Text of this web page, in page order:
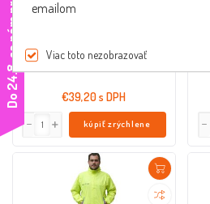
34489-M
€39,20 s DPH
kúpiť zrýchlene
D
o
2
4
.
8
.
s
a
n
á
m
p
r
e
d
o
v
o
l
e
n
k
u
n
e
d
o
v
o
l
á
t
emailom
Viac toto nezobrazovať